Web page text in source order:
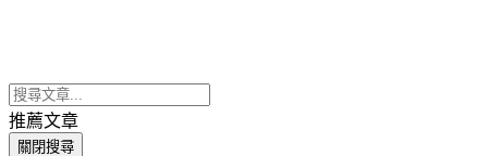
推薦文章
關閉搜尋